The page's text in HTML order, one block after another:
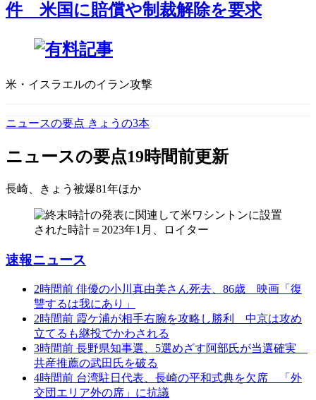
件 米国に賠償や制裁解除を要求
米・イスラエルのイラン攻撃
ニュースの要点 きょうの3本
ニュースの要点19時間前更新
長崎、きょう被爆81年ほか
速報ニュース
2時間前 俳優の小川真由美さん死去、86歳 映画「復
讐するは我にあり」
2時間前 霞ケ浦が相手右腕を攻略し勝利 中京は攻め
立てるも継投でかわされる
3時間前 長野県知事選、5選めざす阿部氏が当選確実
共産推薦の武田氏を破る
4時間前 台湾駐日代表、長崎の平和式典を欠席 「外
交団エリア外の席」に抗議